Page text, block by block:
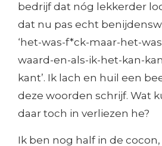
bedrijf dat nóg lekkerder
dat nu pas echt
‘het-was-f*ck-maar-het-
waard-en-als-ik-het-kan-
kant’. Ik lach en huil een
deze woorden schrijf. Wat
daar toch in verliezen he?
Ik ben nog half in de